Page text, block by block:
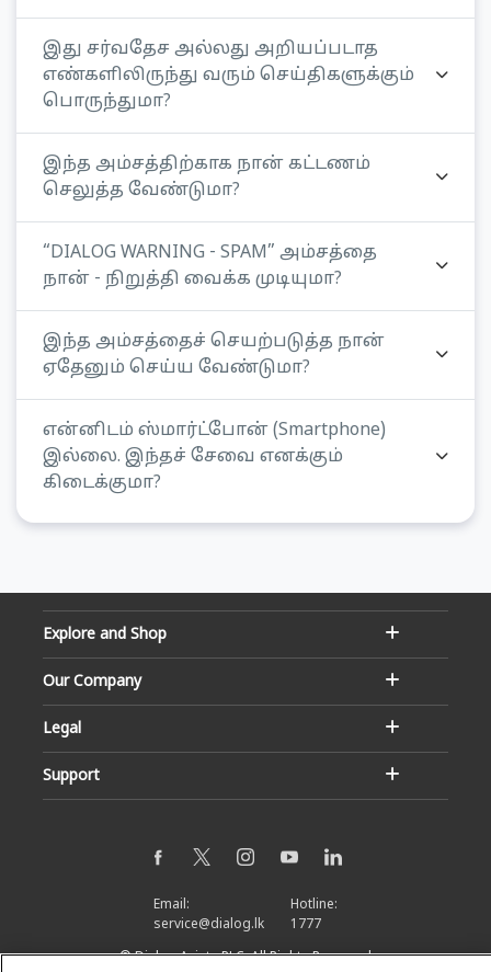
இது சர்வதேச அல்லது அறியப்படாத
எண்களிலிருந்து வரும் செய்திகளுக்கும்
பொருந்துமா?
இந்த அம்சத்திற்காக நான் கட்டணம்
செலுத்த வேண்டுமா?
“DIALOG WARNING - SPAM” அம்சத்தை
நான் - நிறுத்தி வைக்க முடியுமா?
இந்த அம்சத்தைச் செயற்படுத்த நான்
ஏதேனும் செய்ய வேண்டுமா?
என்னிடம் ஸ்மார்ட்போன் (Smartphone)
இல்லை. இந்தச் சேவை எனக்கும்
கிடைக்குமா?
Explore and Shop
Our Company
Legal
Support
Email:
service@dialog.lk
Hotline:
1777
© Dialog Axiata PLC. All Rights Reserved